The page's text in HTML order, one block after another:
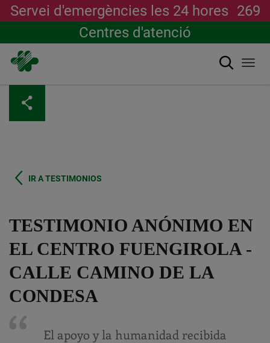
contingut
Servei d'emergències les 24 hores 269
Centres d'atenció
Cerca
IR A TESTIMONIOS
TESTIMONIO ANÓNIMO EN
EL CENTRO FUENGIROLA -
CALLE CAMINO DE LA
CONDESA
El apoyo y la humanidad recibida